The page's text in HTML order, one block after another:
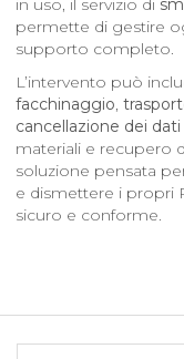
in uso, il servizio di
permette di gestire
supporto completo.
L’intervento può
facchinaggio,
cancellazione dei dati
materiali e recupero
soluzione pensata
e dismettere i propri
sicuro e conforme.